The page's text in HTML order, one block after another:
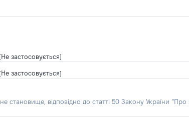
[Не застосовується]
[Не застосовується]
відповідно до статті 50 Закону України “Про